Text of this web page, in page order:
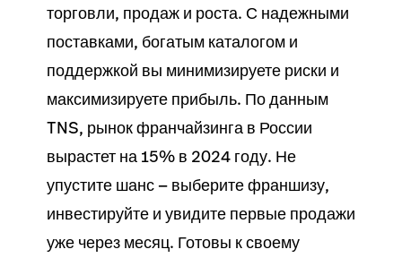
торговли, продаж и роста. С надежными
поставками, богатым каталогом и
поддержкой вы минимизируете риски и
максимизируете прибыль. По данным
TNS, рынок франчайзинга в России
вырастет на 15% в 2024 году. Не
упустите шанс — выберите франшизу,
инвестируйте и увидите первые продажи
уже через месяц. Готовы к своему